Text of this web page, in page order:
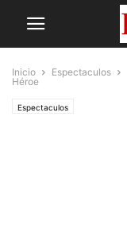
Inicio Espectaculos
Héroe
Espectaculos